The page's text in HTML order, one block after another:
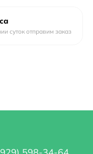
суток отправим заказ